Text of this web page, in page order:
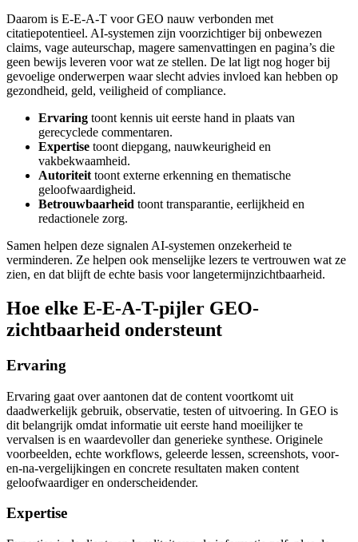
Daarom is E-E-A-T voor GEO nauw verbonden met
citatiepotentieel. AI-systemen zijn voorzichtiger bij onbewezen
claims, vage auteurschap, magere samenvattingen en pagina’s die
geen bewijs leveren voor wat ze stellen. De lat ligt nog hoger bij
gevoelige onderwerpen waar slecht advies invloed kan hebben op
gezondheid, geld, veiligheid of compliance.
Ervaring toont kennis uit eerste hand in plaats van
gerecyclede commentaren.
Expertise toont diepgang, nauwkeurigheid en
vakbekwaamheid.
Autoriteit toont externe erkenning en thematische
geloofwaardigheid.
Betrouwbaarheid toont transparantie, eerlijkheid en
redactionele zorg.
Samen helpen deze signalen AI-systemen onzekerheid te
verminderen. Ze helpen ook menselijke lezers te vertrouwen wat ze
zien, en dat blijft de echte basis voor langetermijnzichtbaarheid.
Hoe elke E-E-A-T-pijler GEO-
zichtbaarheid ondersteunt
Ervaring
Ervaring gaat over aantonen dat de content voortkomt uit
daadwerkelijk gebruik, observatie, testen of uitvoering. In GEO is
dit belangrijk omdat informatie uit eerste hand moeilijker te
vervalsen is en waardevoller dan generieke synthese. Originele
voorbeelden, echte workflows, geleerde lessen, screenshots, voor-
en-na-vergelijkingen en concrete resultaten maken content
geloofwaardiger en onderscheidender.
Expertise